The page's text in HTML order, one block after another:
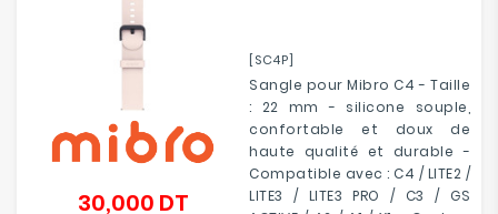
[SC4P]
Sangle pour Mibro C4 - Taille
: 22 mm - silicone souple,
confortable et doux de
haute qualité et durable -
Compatible avec : C4 / LITE2 /
LITE3 / LITE3 PRO / C3 / GS
30,000 DTPrix